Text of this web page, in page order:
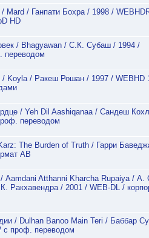
Mard / Ганпати Бохра / 1998 /
HD
/ Bhagyawan / С.К. Субаш / 1994 /
переводом
Koyla / Ракеш Рошан / 1997 / WEBHD
/ Yeh Dil Aashiqanaa / Сандеш
переводом
The Burden of Truth / Гарри
АВ
Aamdani Atthanni Kharcha Rupaiya / А.
Ракхавендра / 2001 / WEB-DL /
/ Dulhan Banoo Main Teri / Баббар
с проф. переводом